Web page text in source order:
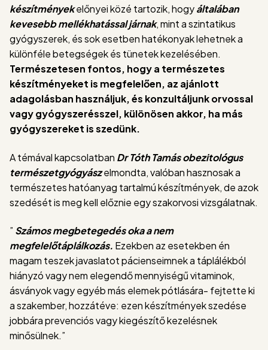
készítményekelőnyei közé tartozik, hogyáltalában
kevesebb mellékhatássaljárnak, mint a szintatikus
gyógyszerek, és sok esetben hatékonyak lehetnek a
különféle betegségek és tünetek kezelésében.
Természetesen fontos, hogy a természetes
készítményeket is megfelelően, az ajánlott
adagolásban használjuk, és konzultáljunk orvossal
vagy gyógyszerésszel, különösen akkor, ha más
gyógyszereket is szedünk.
A témával kapcsolatban Dr Tóth Tamás obezitológus
természetgyógyászelmondta, valóban hasznosak a
természetes hatóanyag tartalmú készítmények, de azok
szedését is meg kell előznie egy szakorvosi vizsgálatnak.
” Számos megbetegedés oka a nem
megfelelőtáplálkozás. Ezekben az esetekben én
magam teszek javaslatot pácienseimnek a táplálékból
hiányzó vagy nem elegendő mennyiségű vitaminok,
ásványok vagy egyéb más elemek pótlására- fejtette ki
a szakember, hozzátéve: ezen készítmények szedése
jobbára prevenciós vagy kiegészítő kezelésnek
minősülnek.”